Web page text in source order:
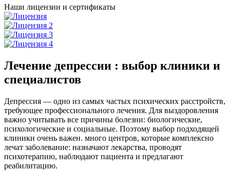
Наши лицензии и сертификаты
Лечение депрессии : выбор клиники и
специалистов
Депрессия — одно из самых частых психических расстройств,
требующее профессионального лечения. Для выздоровления
важно учитывать все причины болезни: биологические,
психологические и социальные. Поэтому выбор подходящей
клиники очень важен. много центров, которые комплексно
лечат заболевание: назначают лекарства, проводят
психотерапию, наблюдают пациента и предлагают
реабилитацию.